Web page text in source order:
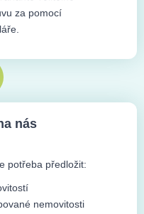
za pomocí
nás
potřeba předložit:
nemovitosti